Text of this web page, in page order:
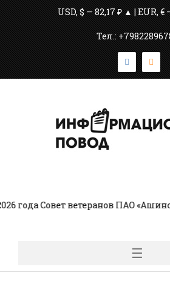
USD, $ — 82,17 ₽ ▲ | EUR,
Тел.:
ветеранов ПАО «Ашинский
☰